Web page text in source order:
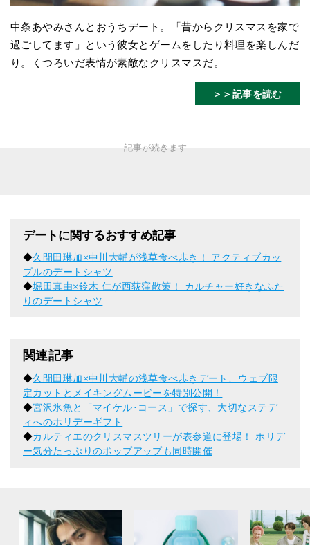
中条あやみさんとおうちデート。「昔からクリスマスを家で
過ごしてます」という彼女とゲームをしたり料理を楽しんだ
り。くつろいだ表情が素敵なクリスマスだ。
＞＞記事を読む
デートに関するおすすめ記事
◆久間田琳加×中川大輔が浅草食べ歩き！ アクティブカッ
プルのデートシャツ
◆堀田真由×鈴木 仁が西荻窪散策！ カルチャー好きなふた
りのデートシャツ
関連記事
◆久間田琳加×中川大輔の浅草食べ歩きデート、ウェブ限
定カットとメイキングムービーを特別公開！
◆宮沢氷魚と「マイケル･コース」で探す、大切なステデ
ィへのホリデーギフト
◆カルティエのクリスマスツリーが表参道に登場！ ホリデ
ー気分たっぷりのポップアップも同時開催